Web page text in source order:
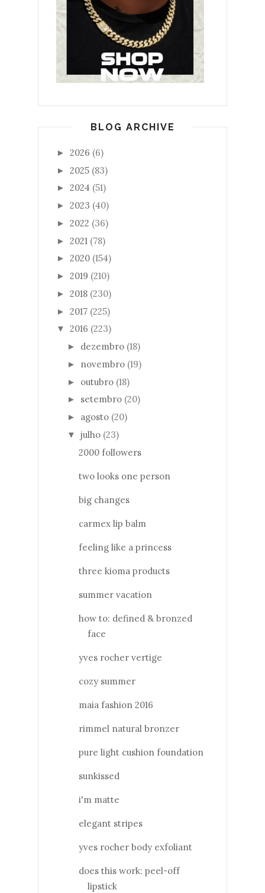
BLOG ARCHIVE
► 2026 (6)
► 2025 (83)
► 2024 (51)
► 2023 (40)
► 2022 (36)
► 2021 (78)
► 2020 (154)
► 2019 (210)
► 2018 (230)
► 2017 (225)
▼ 2016 (223)
► dezembro (18)
► novembro (19)
► outubro (18)
► setembro (20)
► agosto (20)
▼ julho (23)
2000 followers
two looks one person
big changes
carmex lip balm
feeling like a princess
three kioma products
summer vacation
how to: defined & bronzed
face
yves rocher vertige
cozy summer
maia fashion 2016
rimmel natural bronzer
pure light cushion foundation
sunkissed
i'm matte
elegant stripes
yves rocher body exfoliant
does this work: peel-off
lipstick